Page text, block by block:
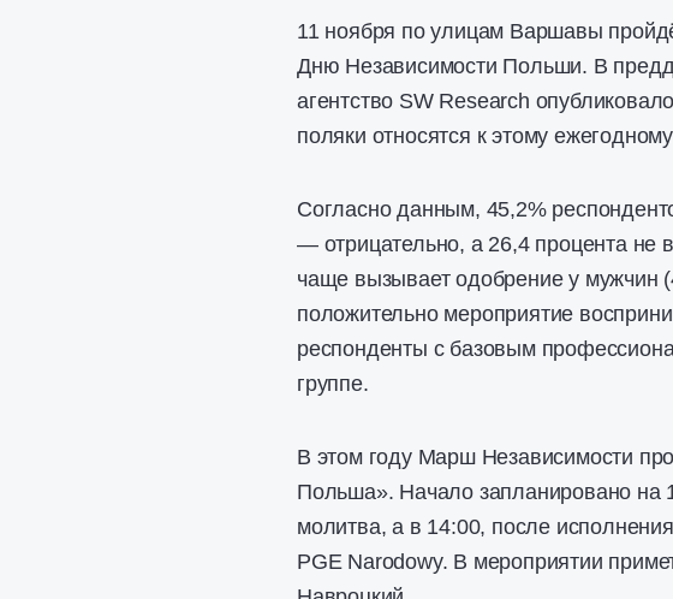
11 ноября по улицам Варшавы
Дню Независимости Польши. В
агентство SW Research
поляки относятся к этому
Согласно данным, 45,2%
— отрицательно, а 26,4 процента
чаще вызывает одобрение у
положительно мероприятие
респонденты с базовым
группе.
В этом году Марш Независимости
Польша». Начало запланировано на
молитва, а в 14:00, после
PGE Narodowy. В мероприятии